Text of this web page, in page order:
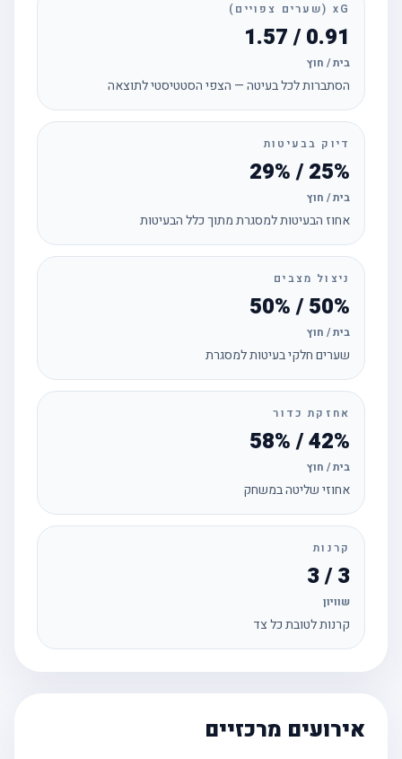
xG (שערים צפויים)
0.91 / 1.57
בית / חוץ
הסתברות לכל בעיטה — הצפי הסטטיסטי לתוצאה
דיוק בבעיטות
25% / 29%
בית / חוץ
אחוז הבעיטות למסגרת מתוך כלל הבעיטות
ניצול מצבים
50% / 50%
בית / חוץ
שערים חלקי בעיטות למסגרת
אחזקת כדור
42% / 58%
בית / חוץ
אחוזי שליטה במשחק
קרנות
3 / 3
שוויון
קרנות לטובת כל צד
אירועים מרכזיים